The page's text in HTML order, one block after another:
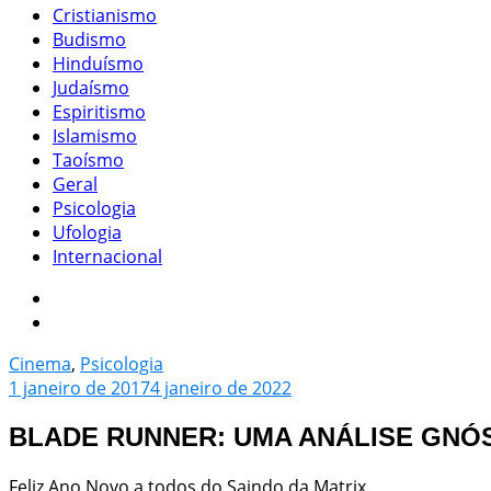
Cristianismo
Budismo
Hinduísmo
Judaísmo
Espiritismo
Islamismo
Taoísmo
Geral
Psicologia
Ufologia
Internacional
Cinema, Psicologia
1 janeiro de 20174 janeiro de 2022
BLADE RUNNER: UMA ANÁLISE